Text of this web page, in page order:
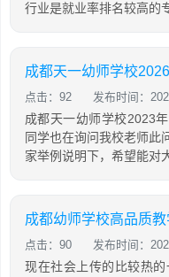
行业是就业率排名较高的
成都天一幼师学校
点击：92 发布时间：
成都天一幼师学校2023
同学也在询问我校老师此
家举例说明下，希望能对
成都幼师学校高品质
点击：90 发布时间：
现在社会上传的比较热